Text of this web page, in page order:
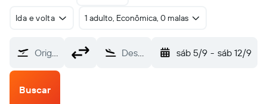
Ida e volta 1 adulto, Econômica, 0 malas
Origem Destino sáb 5/9 - sáb 12/9
Buscar